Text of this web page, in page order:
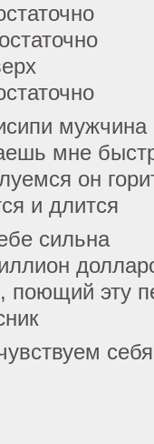
мужчина
мне
он
и длится
сильна
поющий эту
себя